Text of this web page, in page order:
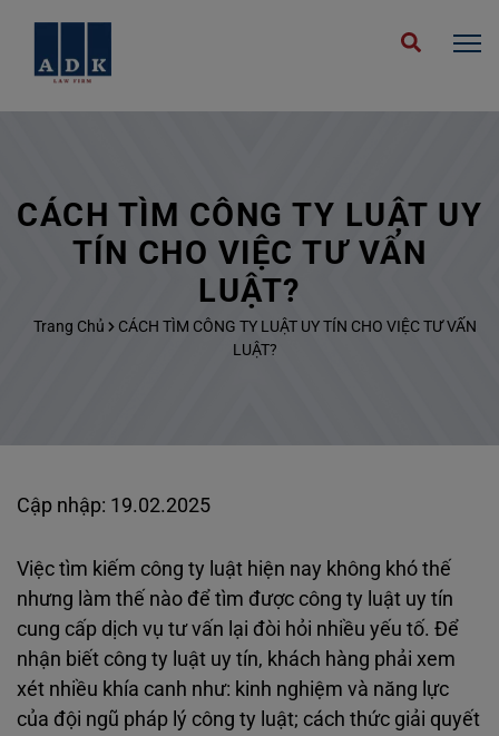
CÁCH TÌM CÔNG TY LUẬT UY
TÍN CHO VIỆC TƯ VẤN
LUẬT?
Trang Chủ
CÁCH TÌM CÔNG TY LUẬT UY TÍN CHO VIỆC TƯ VẤN
LUẬT?
Cập nhập: 19.02.2025
Việc tìm kiếm công ty luật hiện nay không khó thế
nhưng làm thế nào để tìm được công ty luật uy tín
cung cấp dịch vụ tư vấn lại đòi hỏi nhiều yếu tố. Để
nhận biết công ty luật uy tín, khách hàng phải xem
xét nhiều khía canh như: kinh nghiệm và năng lực
của đội ngũ pháp lý công ty luật; cách thức giải quyết